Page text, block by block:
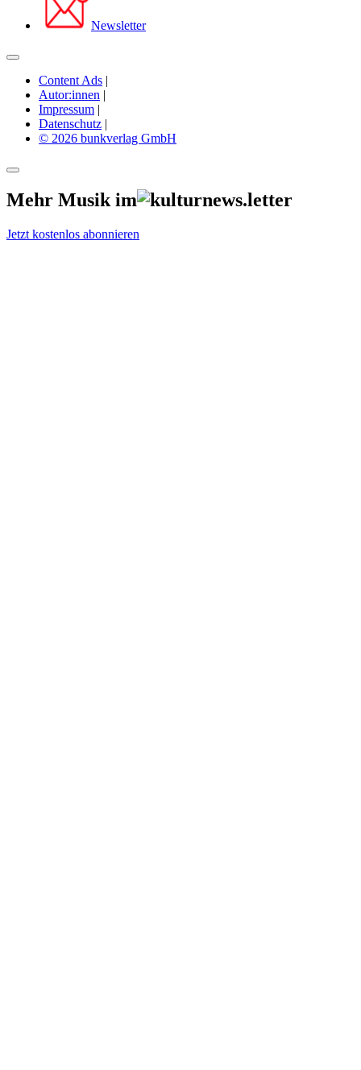
Newsletter
Content Ads |
Autor:innen |
Impressum |
Datenschutz |
© 2026 bunkverlag GmbH
Mehr Musik im
Jetzt kostenlos abonnieren